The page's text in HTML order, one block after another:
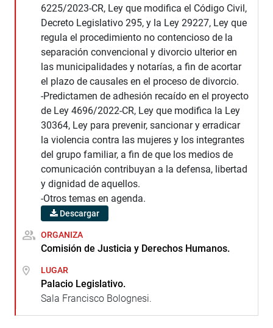
6225/2023-CR, Ley que modifica el Código Civil,
Decreto Legislativo 295, y la Ley 29227, Ley que
regula el procedimiento no contencioso de la
separación convencional y divorcio ulterior en
las municipalidades y notarías, a fin de acortar
el plazo de causales en el proceso de divorcio.
-Predictamen de adhesión recaído en el proyecto
de Ley 4696/2022-CR, Ley que modifica la Ley
30364, Ley para prevenir, sancionar y erradicar
la violencia contra las mujeres y los integrantes
del grupo familiar, a fin de que los medios de
comunicación contribuyan a la defensa, libertad
y dignidad de aquellos.
-Otros temas en agenda.
Descargar
ORGANIZA
Comisión de Justicia y Derechos Humanos.
LUGAR
Palacio Legislativo.
Sala Francisco Bolognesi.